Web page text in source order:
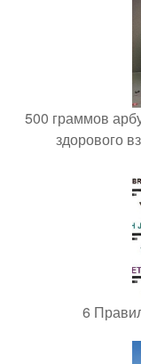
500 граммов
здорового
6